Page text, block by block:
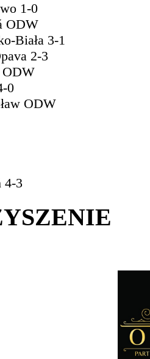
1-0
ODW
Biała 3-1
2-3
ODW
0
ODW
4-3